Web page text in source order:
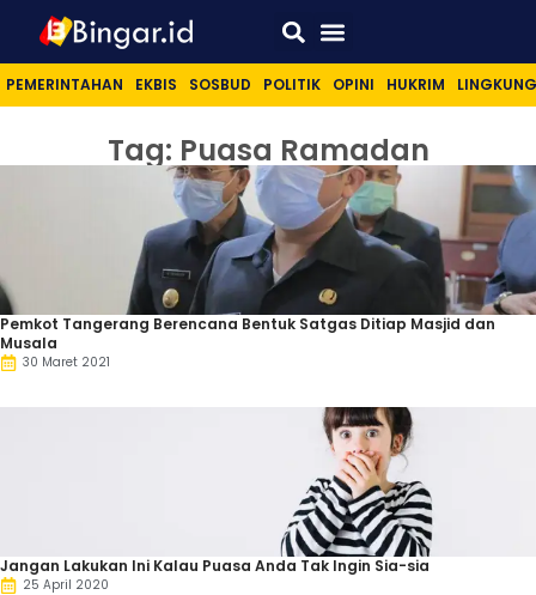
PEMERINTAHAN EKBIS SOSBUD POLITIK OPINI HUKRIM
Tag: Puasa Ramadan
Pemkot Tangerang Berencana Bentuk Satgas Ditiap Masjid dan
Musala
30 Maret 2021
Jangan Lakukan Ini Kalau Puasa Anda Tak Ingin Sia-sia
25 April 2020